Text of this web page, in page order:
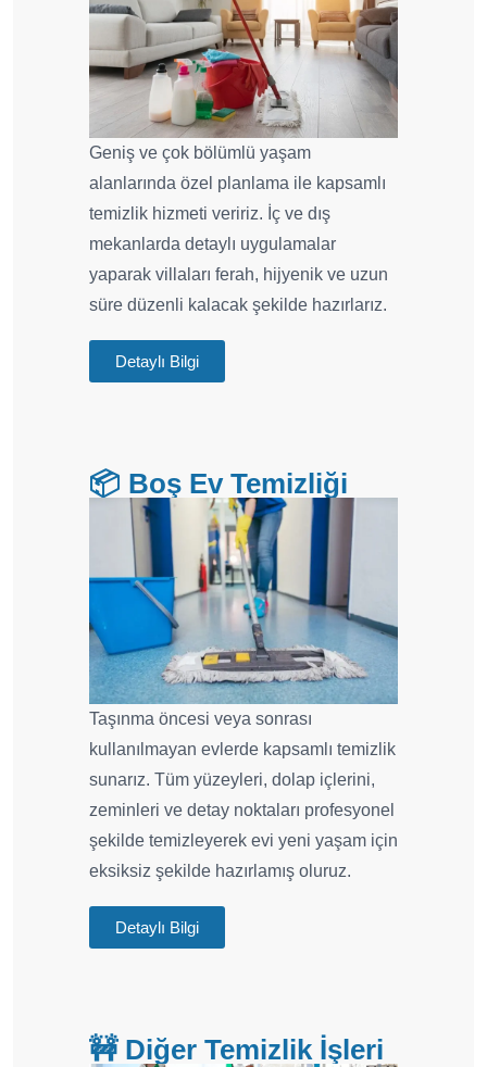
Geniş ve çok bölümlü yaşam
alanlarında özel planlama ile kapsamlı
temizlik hizmeti veririz. İç ve dış
mekanlarda detaylı uygulamalar
yaparak villaları ferah, hijyenik ve uzun
süre düzenli kalacak şekilde hazırlarız.
Detaylı Bilgi
📦 Boş Ev Temizliği
Taşınma öncesi veya sonrası
kullanılmayan evlerde kapsamlı temizlik
sunarız. Tüm yüzeyleri, dolap içlerini,
zeminleri ve detay noktaları profesyonel
şekilde temizleyerek evi yeni yaşam için
eksiksiz şekilde hazırlamış oluruz.
Detaylı Bilgi
🚧 Diğer Temizlik İşleri